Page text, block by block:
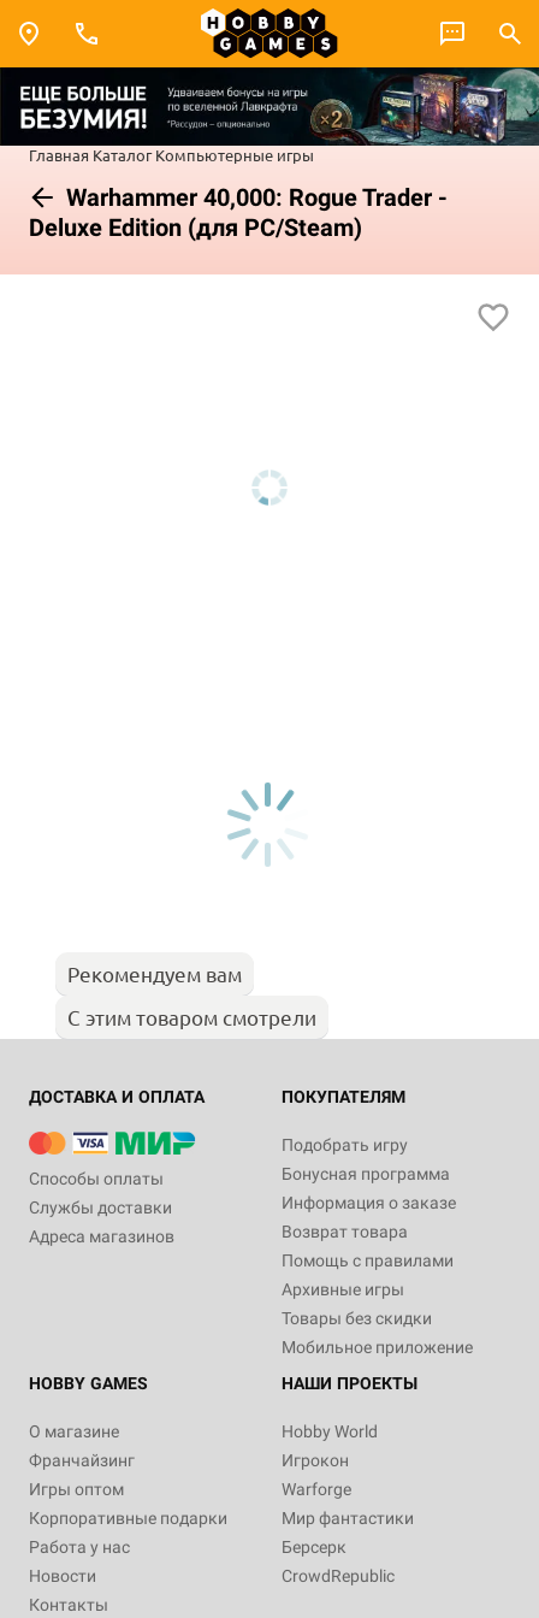
Главная Каталог Компьютерные игры
Warhammer 40,000: Rogue Trader -
Deluxe Edition (для PC/Steam)
Рекомендуем вам
С этим товаром смотрели
ДОСТАВКА И ОПЛАТА
Способы оплаты
Службы доставки
Адреса магазинов
ПОКУПАТЕЛЯМ
Подобрать игру
Бонусная программа
Информация о заказе
Возврат товара
Помощь с правилами
Архивные игры
Товары без скидки
Мобильное приложение
HOBBY GAMES
О магазине
Франчайзинг
Игры оптом
Корпоративные подарки
Работа у нас
Новости
Контакты
НАШИ ПРОЕКТЫ
Hobby World
Игрокон
Warforge
Мир фантастики
Берсерк
CrowdRepublic